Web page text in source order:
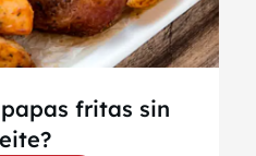
fritas sin